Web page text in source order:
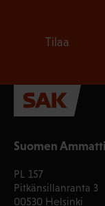
Suomen
PL 157
Pitkänsillanranta 3
00530 Helsinki
Tilaa